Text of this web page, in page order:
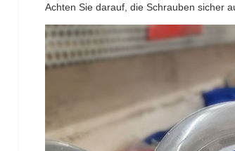
Achten Sie darauf, die Schrauben sicher